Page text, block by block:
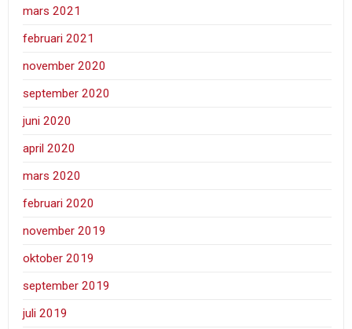
mars 2021
februari 2021
november 2020
september 2020
juni 2020
april 2020
mars 2020
februari 2020
november 2019
oktober 2019
september 2019
juli 2019